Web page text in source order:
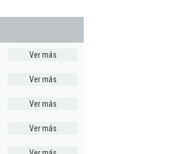
Ver más
Ver más
Ver más
Ver más